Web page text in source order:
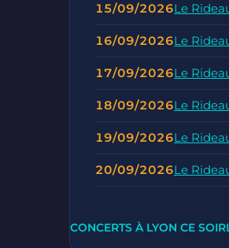
15/09/2026Le
16/09/2026Le
17/09/2026Le
18/09/2026Le
19/09/2026Le
20/09/2026Le
CONCERTS À LYON CE SOIR